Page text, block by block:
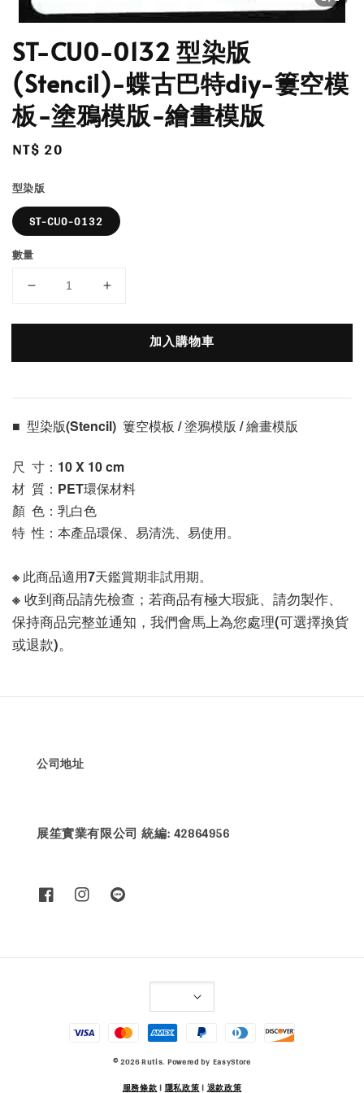
ST-CU0-0132 型染版
(Stencil)-蝶古巴特diy-簍空模
板-塗鴉模版-繪畫模版
Regular
NT$ 20
型染版
ST-CU0-0132
數量
加入購物車
■  型染版(Stencil)  簍空模板 / 塗鴉模版 / 繪畫模版
尺  寸：10 X 10 cm
材  質：PET環保材料
顏  色：乳白色
特  性：本產品環保、易清洗、易使用。
※ 此商品適用7天鑑賞期非試用期。
※ 收到商品請先檢查；若商品有極大瑕疵、請勿製作、
保持商品完整並通知，我們會馬上為您處理(可選擇換貨
或退款)。
公司地址
展笙實業有限公司 統編: 42864956
© 2026 Rutis. Powered by EasyStore
服務條款| 隱私政策| 退款政策